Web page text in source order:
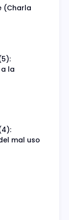
(Charla
la
mal uso